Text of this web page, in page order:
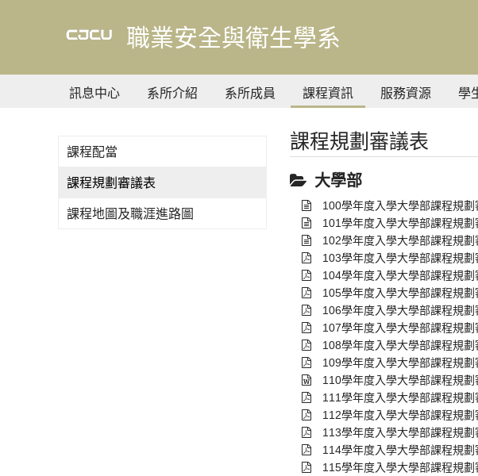
要
容
職業安全與衛生學系
訊息中心 系所介紹 系所成員 課程資訊 服務資源 學
課程規劃審議表
大學部
100學年度入學大學部課程規劃
101學年度入學大學部課程規劃
102學年度入學大學部課程規劃
103學年度入學大學部課程規劃
104學年度入學大學部課程規劃
105學年度入學大學部課程規劃
106學年度入學大學部課程規劃
107學年度入學大學部課程規劃
108學年度入學大學部課程規劃
109學年度入學大學部課程規劃
110學年度入學大學部課程規劃
111學年度入學大學部課程規劃
112學年度入學大學部課程規劃
113學年度入學大學部課程規劃
114學年度入學大學部課程規劃
115學年度入學大學部課程規劃
課程配當
課程規劃審議表
課程地圖及職涯進路圖